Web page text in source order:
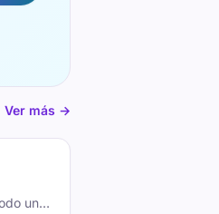
Ver más →
un